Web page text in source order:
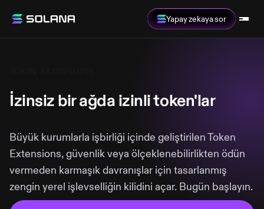
Yapay zekaya sor
İzinsiz bir ağda izinli token'lar
Büyük kurumlarla işbirliği içinde geliştirilen Token
Extensions, güvenlik veya ölçeklenebilirlikten ödün
vermeden karmaşık davranışlar için tasarlanmış
zengin yerel işlevselliğin kilidini açar. Bugün başlayın.